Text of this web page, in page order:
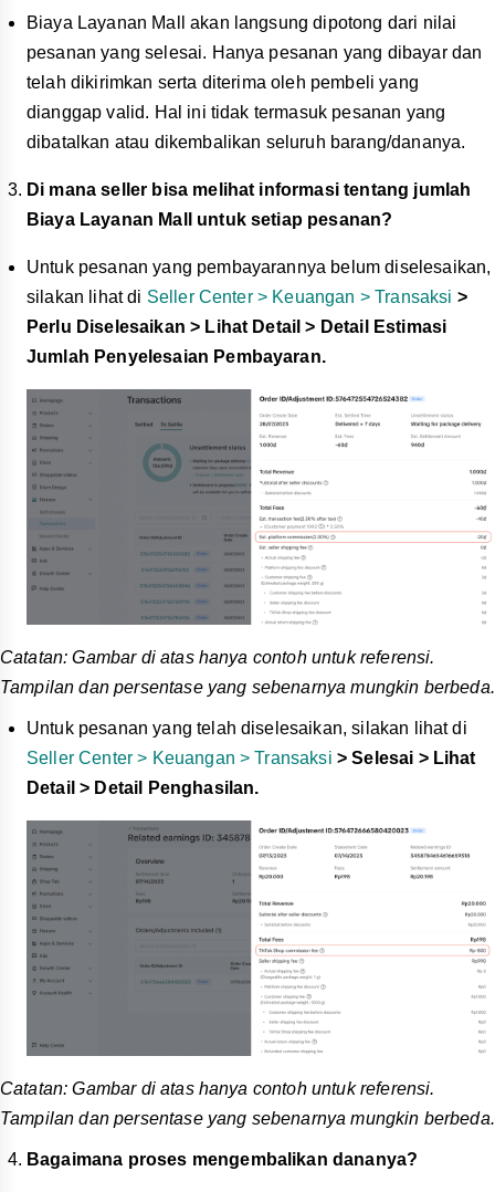
Biaya Layanan Mall akan langsung dipotong dari nilai
pesanan yang selesai. Hanya pesanan yang dibayar dan
telah dikirimkan serta diterima oleh pembeli yang
dianggap valid. Hal ini tidak termasuk pesanan yang
dibatalkan atau dikembalikan seluruh barang/dananya.
Di mana seller bisa melihat informasi tentang jumlah
Biaya Layanan Mall untuk setiap pesanan?
Untuk pesanan yang pembayarannya belum diselesaikan,
silakan lihat di Seller Center > Keuangan > Transaksi >
Perlu Diselesaikan > Lihat Detail > Detail Estimasi
Jumlah Penyelesaian Pembayaran.
Catatan: Gambar di atas hanya contoh untuk referensi.
Tampilan dan persentase yang sebenarnya mungkin berbeda.
Untuk pesanan yang telah diselesaikan, silakan lihat di
Seller Center > Keuangan > Transaksi > Selesai > Lihat
Detail > Detail Penghasilan.
Catatan: Gambar di atas hanya contoh untuk referensi.
Tampilan dan persentase yang sebenarnya mungkin berbeda.
Bagaimana proses mengembalikan dananya?